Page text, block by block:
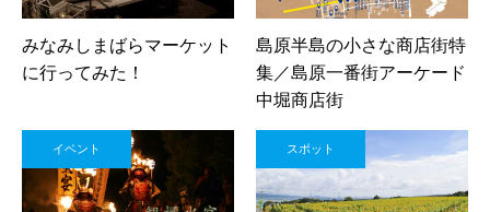
みなみしまばらマーケット
に行ってみた！
島原半島の小さな商店街特
集／島原一番街アーケード
中堀商店街
イベント スポット